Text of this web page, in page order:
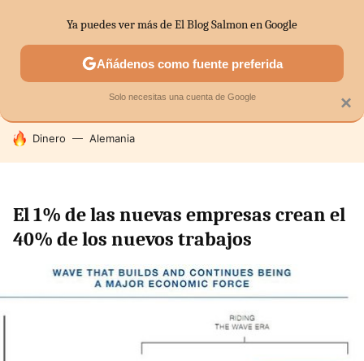
SECTORES ECONOMÍA DOMÉSTICA MERCADOS
HOY SE HABLA DE
Dinero Alemania
El 1% de las nuevas empresas crean el
40% de los nuevos trabajos
×
Ya puedes ver más de El Blog Salmon en Google
Añádenos como fuente preferida
Solo necesitas una cuenta de Google